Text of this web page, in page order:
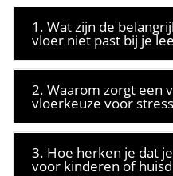
1. Wat zijn de
vloer niet past bij je
2. Waarom zorgt een
vloerkeuze voor
3. Hoe herken je dat
voor kinderen of